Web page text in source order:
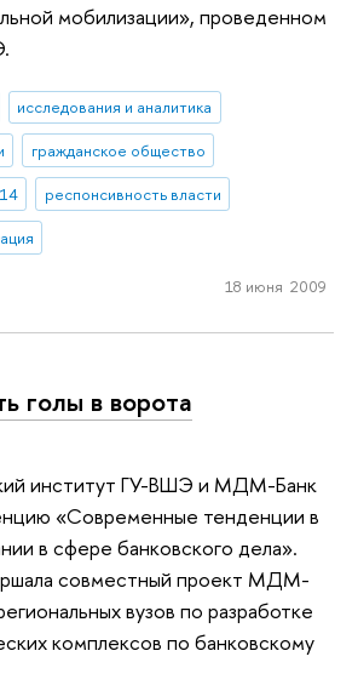
мобилизации», проведенном
исследования и аналитика
гражданское общество
респонсивность власти
18 июня 2009
голы в ворота
институт ГУ-ВШЭ и МДМ-Банк
«Современные тенденции в
в сфере банковского дела».
совместный проект МДМ-
вузов по разработке
комплексов по банковскому